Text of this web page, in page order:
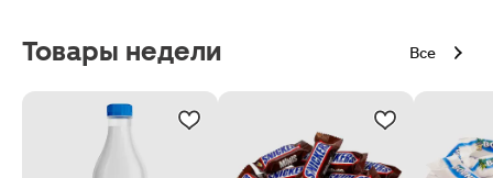
Товары недели Все